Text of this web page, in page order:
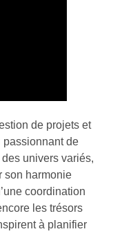
de projets et
passionnant de
univers variés,
son harmonie
coordination
les trésors
à planifier